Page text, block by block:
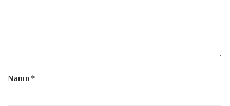
Namn *